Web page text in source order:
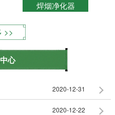
焊烟净化器
心
2020-12-31
2020-12-22